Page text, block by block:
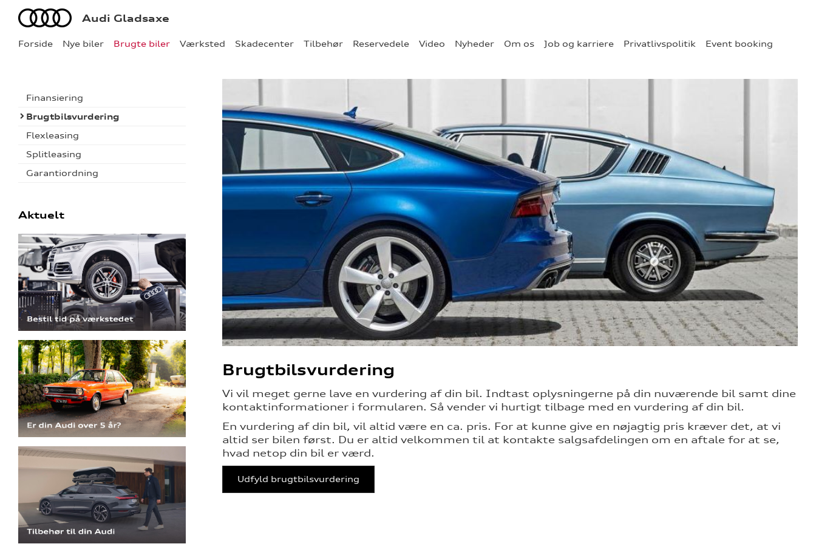
Forside Nye biler Brugte biler Værksted Skadecenter Tilbehør Reservedele Video Nyheder Om os Job og karriere Privatlivspolitik Event booking
Audi Audi Gladsaxe
Finansiering
Brugtbilsvurdering
Flexleasing
Splitleasing
Garantiordning
Aktuelt
Brugtbilsvurdering
Vi vil meget gerne lave en vurdering af din bil. Indtast oplysningerne på din nuværende bil samt dine
kontaktinformationer i formularen. Så vender vi hurtigt tilbage med en vurdering af din bil.
En vurdering af din bil, vil altid være en ca. pris. For at kunne give en nøjagtig pris kræver det, at vi
altid ser bilen først. Du er altid velkommen til at kontakte salgsafdelingen om en aftale for at se,
hvad netop din bil er værd.
Udfyld brugtbilsvurdering